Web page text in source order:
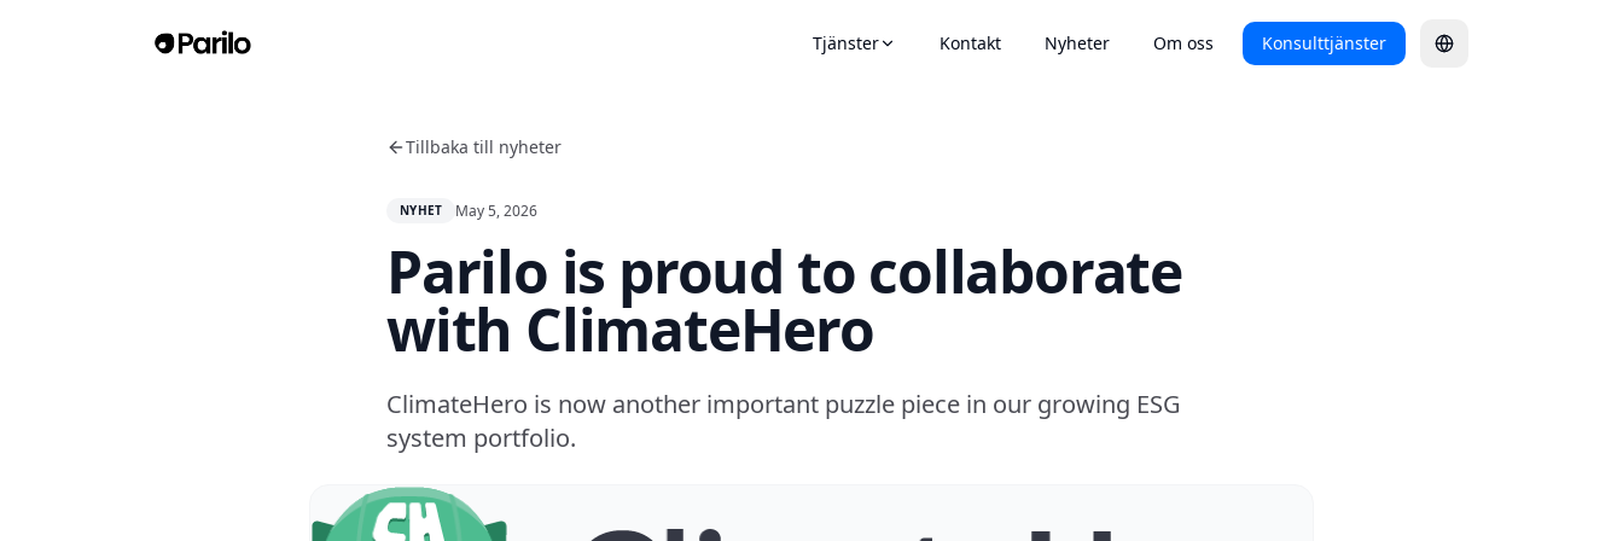
Tjänster Kontakt Nyheter Om oss Konsulttjänster
Tillbaka till nyheter
NYHET May 5, 2026
Parilo is proud to collaborate
with ClimateHero
ClimateHero is now another important puzzle piece in our growing ESG
system portfolio.